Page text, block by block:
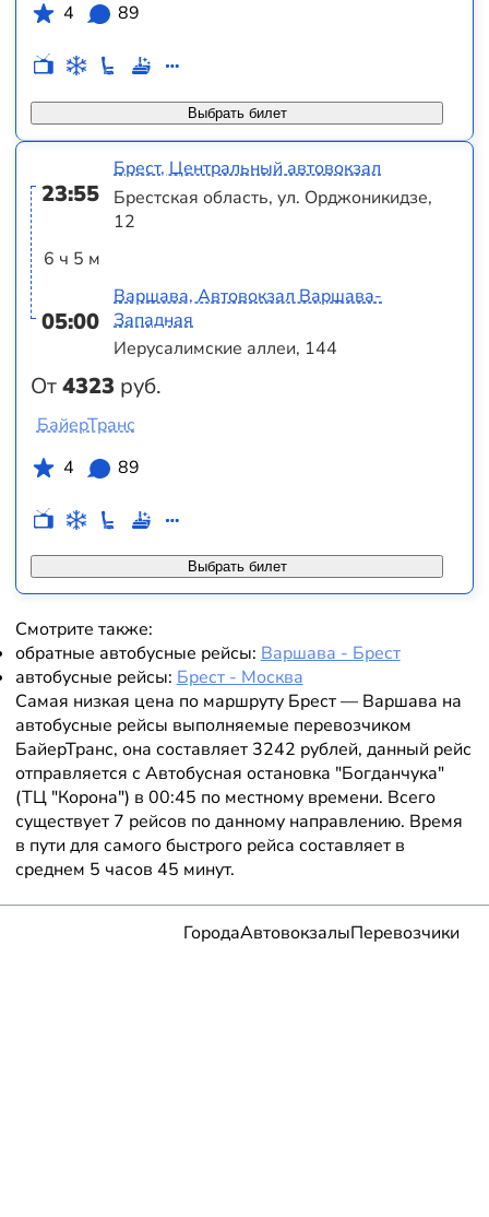
Выбрать билет
4
89
23:55
6 ч 5 м
05:00
От4323 руб.
Брест, Центральный автовокзал
Брестская область, ул. Орджоникидзе,
12
Варшава, Автовокзал Варшава-
Западная
Иерусалимские аллеи, 144
Выбрать билет
БайерТранс
4
89
Смотрите также:
обратные автобусные рейсы: Варшава - Брест
автобусные рейсы: Брест - Москва
Самая низкая цена по маршруту Брест — Варшава на
автобусные рейсы выполняемые перевозчиком
БайерТранс, она составляет 3242 рублей, данный рейс
отправляется с Автобусная остановка "Богданчука"
(ТЦ "Корона") в 00:45 по местному времени. Всего
существует 7 рейсов по данному направлению. Время
в пути для самого быстрого рейса составляет в
среднем 5 часов 45 минут.
ГородаАвтовокзалыПеревозчики